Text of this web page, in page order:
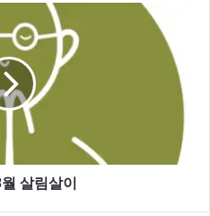
살림살이